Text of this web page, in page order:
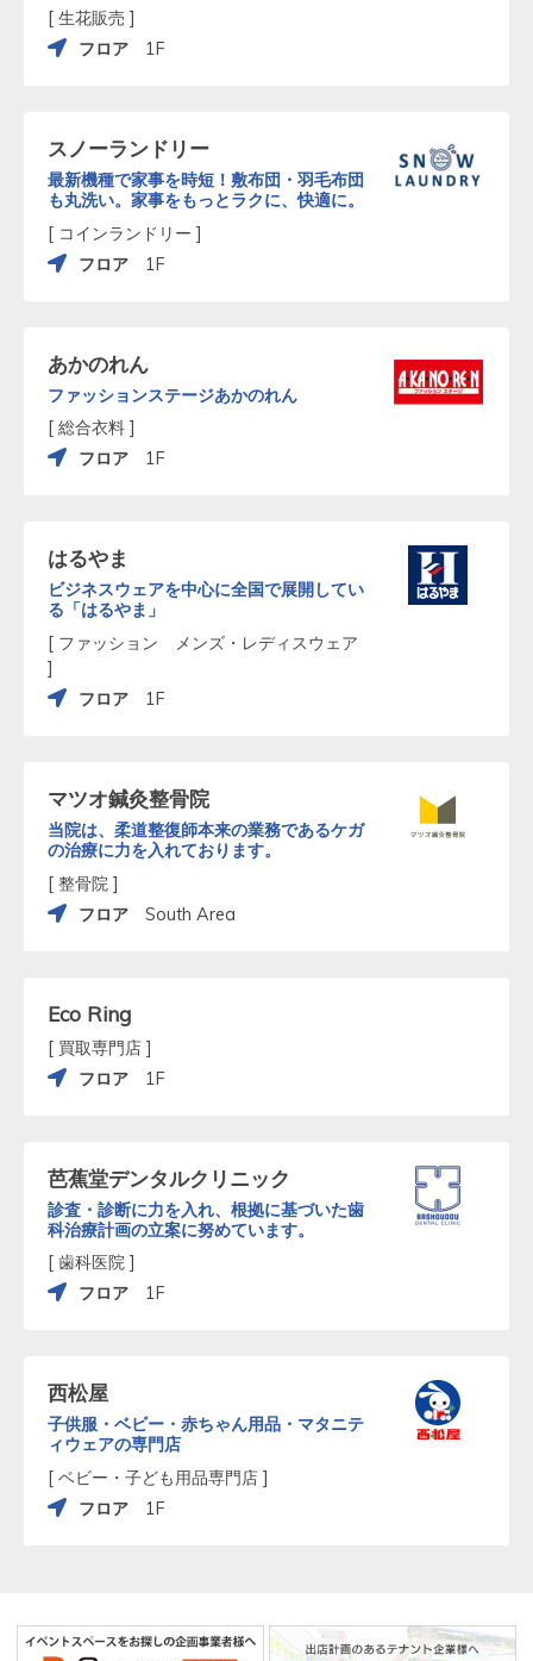
[ 生花販売 ]
フロア
1F
スノーランドリー
最新機種で家事を時短！敷布団・羽毛布団
も丸洗い。家事をもっとラクに、快適に。
[ コインランドリー ]
フロア
1F
あかのれん
ファッションステージあかのれん
[ 総合衣料 ]
フロア
1F
はるやま
ビジネスウェアを中心に全国で展開してい
る「はるやま」
[ ファッション メンズ・レディスウェア
]
フロア
1F
マツオ鍼灸整骨院
当院は、柔道整復師本来の業務であるケガ
の治療に力を入れております。
[ 整骨院 ]
フロア
South Area
Eco Ring
[ 買取専門店 ]
フロア
1F
芭蕉堂デンタルクリニック
診査・診断に力を入れ、根拠に基づいた歯
科治療計画の立案に努めています。
[ 歯科医院 ]
フロア
1F
西松屋
子供服・ベビー・赤ちゃん用品・マタニテ
ィウェアの専門店
[ ベビー・子ども用品専門店 ]
フロア
1F